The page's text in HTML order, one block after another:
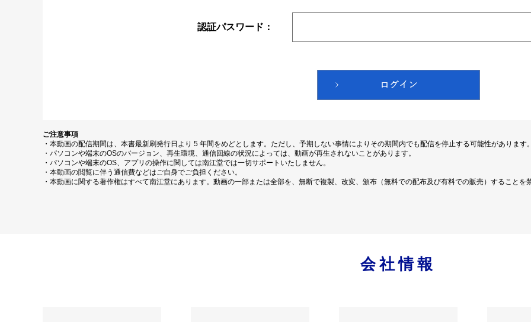
認証パスワード：
ご注意事項
・本動画の配信期間は、本書最新刷発行日より 5 年間をめどとします。ただし、予期しない事情によりその期間内でも配信を停止する可能性があります。
・パソコンや端末のOSのバージョン、再生環境、通信回線の状況によっては、動画が再生されないことがあります。
・パソコンや端末のOS、アプリの操作に関しては南江堂では一切サポートいたしません。
・本動画の閲覧に伴う通信費などはご自身でご負担ください。
・本動画に関する著作権はすべて南江堂にあります。動画の一部または全部を、無断で複製、改変、頒布（無料での配布及び有料での販売）することを
会社情報